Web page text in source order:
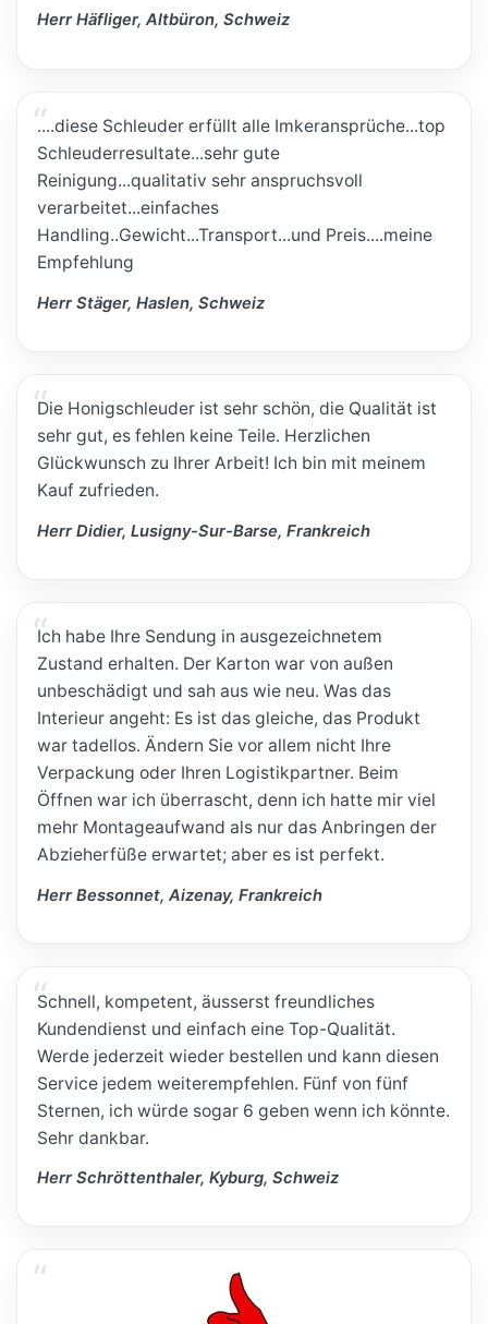
Herr Häfliger, Altbüron, Schweiz
....diese Schleuder erfüllt alle Imkeransprüche...top
Schleuderresultate...sehr gute
Reinigung...qualitativ sehr anspruchsvoll
verarbeitet...einfaches
Handling..Gewicht...Transport...und Preis....meine
Empfehlung
Herr Stäger, Haslen, Schweiz
Die Honigschleuder ist sehr schön, die Qualität ist
sehr gut, es fehlen keine Teile. Herzlichen
Glückwunsch zu Ihrer Arbeit! Ich bin mit meinem
Kauf zufrieden.
Herr Didier, Lusigny-Sur-Barse, Frankreich
Ich habe Ihre Sendung in ausgezeichnetem
Zustand erhalten. Der Karton war von außen
unbeschädigt und sah aus wie neu. Was das
Interieur angeht: Es ist das gleiche, das Produkt
war tadellos. Ändern Sie vor allem nicht Ihre
Verpackung oder Ihren Logistikpartner. Beim
Öffnen war ich überrascht, denn ich hatte mir viel
mehr Montageaufwand als nur das Anbringen der
Abzieherfüße erwartet; aber es ist perfekt.
Herr Bessonnet, Aizenay, Frankreich
Schnell, kompetent, äusserst freundliches
Kundendienst und einfach eine Top-Qualität.
Werde jederzeit wieder bestellen und kann diesen
Service jedem weiterempfehlen. Fünf von fünf
Sternen, ich würde sogar 6 geben wenn ich könnte.
Sehr dankbar.
Herr Schröttenthaler, Kyburg, Schweiz